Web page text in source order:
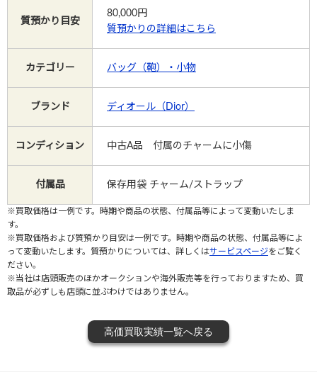
Instagram
質預かり目安
80,000円
質預かりの詳細はこちら
カテゴリー バッグ（鞄）・小物
ブランド ディオール（Dior）
コンディション 中古A品 付属のチャームに小傷
付属品 保存用袋 チャーム/ストラップ
※買取価格は一例です。時期や商品の状態、付属品等によって変動いたしま
す。
※買取価格および質預かり目安は一例です。時期や商品の状態、付属品等によ
って変動いたします。質預かりについては、詳しくはサービスページをご覧く
ださい。
※当社は店頭販売のほかオークションや海外販売等を行っておりますため、買
取品が必ずしも店頭に並ぶわけではありません。
高価買取実績一覧へ戻る